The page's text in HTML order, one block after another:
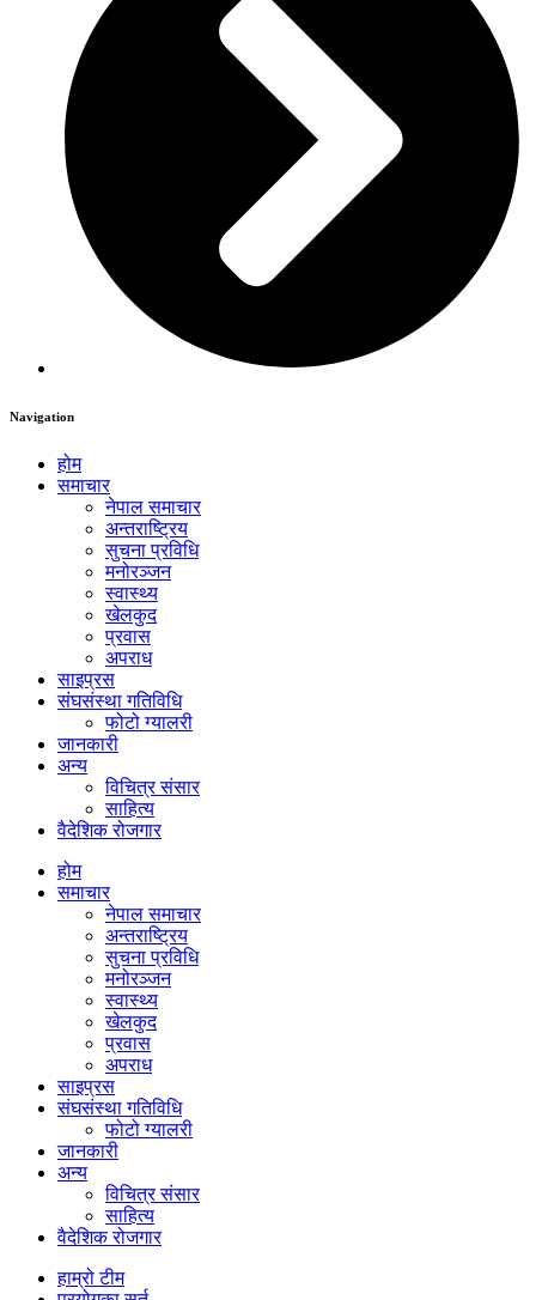
Navigation
होम
समाचार
नेपाल समाचार
अन्तराष्ट्रिय
सुचना प्रविधि
मनोरञ्जन
स्वास्थ्य
खेलकुद
प्रवास
अपराध
साइप्रस
संघसंस्था गतिविधि
फोटो ग्यालरी
जानकारी
अन्य
विचित्र संसार
साहित्य
वैदेशिक रोजगार
होम
समाचार
नेपाल समाचार
अन्तराष्ट्रिय
सुचना प्रविधि
मनोरञ्जन
स्वास्थ्य
खेलकुद
प्रवास
अपराध
साइप्रस
संघसंस्था गतिविधि
फोटो ग्यालरी
जानकारी
अन्य
विचित्र संसार
साहित्य
वैदेशिक रोजगार
हाम्रो टीम